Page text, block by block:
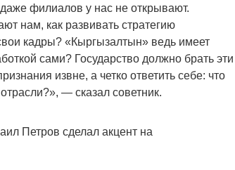
филиалов у нас не открывают.
нам, как развивать стратегию
кадры? «Кыргызалтын» ведь имеет
сами? Государство должно брать эти
извне, а четко ответить себе: что
— сказал советник.
Петров сделал акцент на